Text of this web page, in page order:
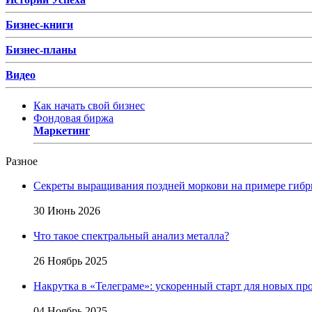
Бизнес-книги
Бизнес-планы
Видео
Как начать свой бизнес
Фондовая биржа
Маркетинг
Разное
Секреты выращивания поздней моркови на примере
30 Июнь 2026
Что такое спектральный анализ металла?
26 Ноябрь 2025
Накрутка в «Телеграме»: ускоренный старт для новых